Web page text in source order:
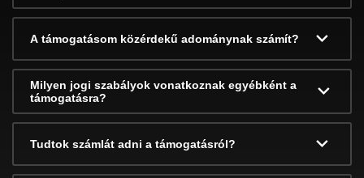
A támogatásom közérdekű adománynak számít?
Milyen jogi szabályok vonatkoznak egyébként a
támogatásra?
Tudtok számlát adni a támogatásról?